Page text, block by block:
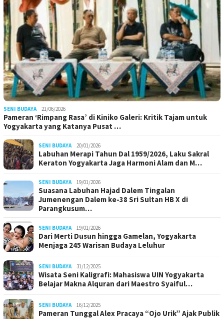
SENI BUDAYA 21/06/2026
Pameran ‘Rimpang Rasa’ di Kiniko Galeri: Kritik Tajam untuk
Yogyakarta yang Katanya Pusat …
SENI BUDAYA 20/01/2026
Labuhan Merapi Tahun Dal 1959/2026, Laku Sakral
Keraton Yogyakarta Jaga Harmoni Alam dan M…
SENI BUDAYA 19/01/2026
Suasana Labuhan Hajad Dalem Tingalan
Jumenengan Dalem ke-38 Sri Sultan HB X di
Parangkusum…
SENI BUDAYA 19/01/2026
Dari Merti Dusun hingga Gamelan, Yogyakarta
Menjaga 245 Warisan Budaya Leluhur
SENI BUDAYA 31/12/2025
Wisata Seni Kaligrafi: Mahasiswa UIN Yogyakarta
Belajar Makna Alquran dari Maestro Syaiful…
SENI BUDAYA 16/12/2025
Pameran Tunggal Alex Pracaya “Ojo Urik” Ajak Publik